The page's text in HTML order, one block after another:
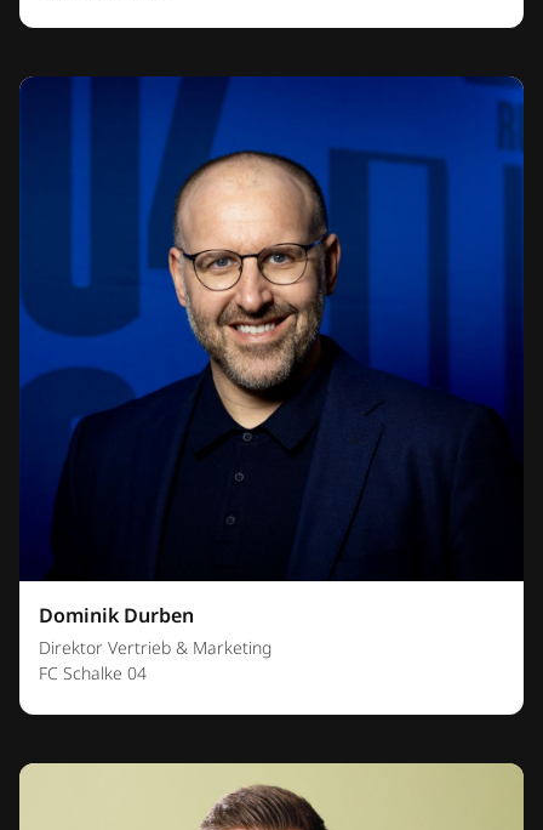
Dominik Durben
Direktor Vertrieb & Marketing
FC Schalke 04